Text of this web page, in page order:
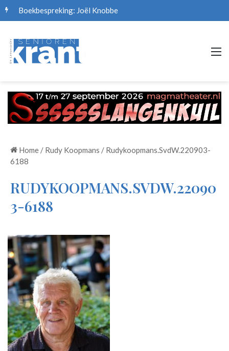
Boekbespreking: Joël Knobbe
Home / Rudy Koopmans / Rudykoopmans.SvdW.220903-
6188
RUDYKOOPMANS.SVDW.22090
3-6188